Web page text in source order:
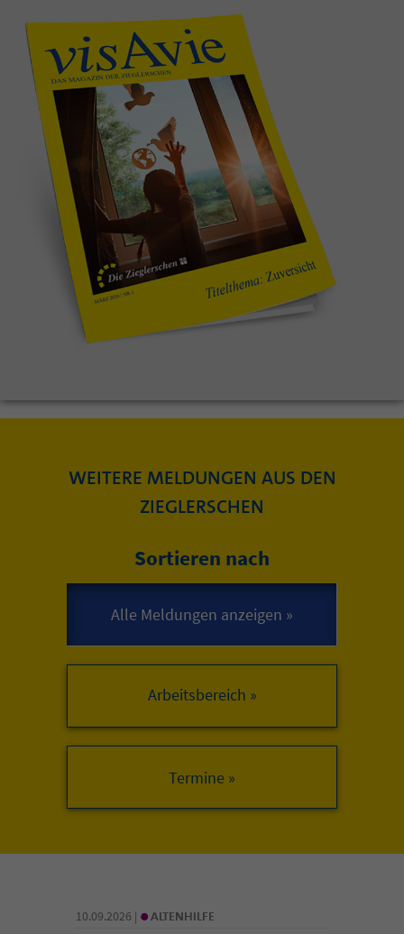
WEITERE MELDUNGEN AUS DEN
ZIEGLERSCHEN
Sortieren nach
Arbeitsbereich »
10.09.2026 | •ALTENHILFE